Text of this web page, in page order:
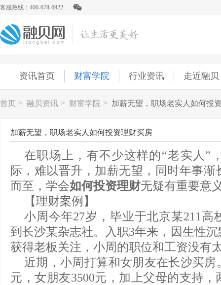
客服热线：400-678-6922
资讯首页 财富学院 行业资讯 走近融贝
首页 > 融贝资讯 > 财富学院 > 加薪无望，职场老实人如何投
加薪无望，职场老实人如何投资理财买房
在职场上，有不少这样的“老实人”
际，难以晋升，加薪无望，同时年事
而至，学会如何投资理财无疑有重要意
【理财案例】
小周今年27岁，毕业于北京某211高
到长沙某杂志社。入职3年来，因生性
获得老板关注，小周的职位和工资没有
近期，小周打算和女朋友在长沙买房
元，女朋友3500元，加上父母的支持